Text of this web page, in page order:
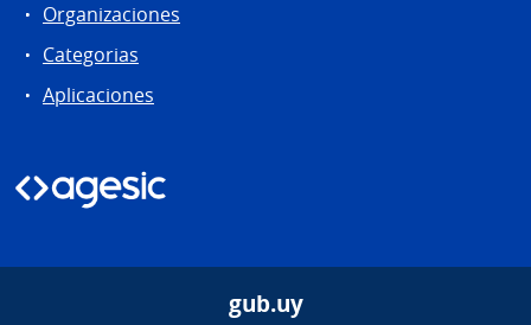
Organizaciones
Categorias
Aplicaciones
gub.uy